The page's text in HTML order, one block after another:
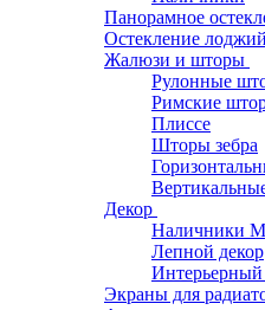
Панорамное
Остекление
Жалюзи и шторы
Рулонные
Римские
Плиссе
Шторы зебра
Декор
Наличники
Лепной декор
Интерьерный
Экраны для